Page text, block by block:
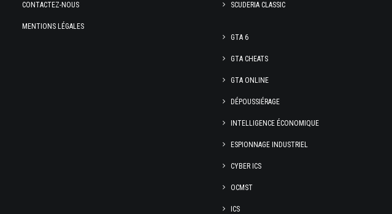
CONTACTEZ-NOUS
MENTIONS LÉGALES
SCUDERIA CLASSIC
GTA 6
GTA CHEATS
GTA ONLINE
DÉPOUSSIÉRAGE
INTELLIGENCE ÉCONOMIQUE
ESPIONNAGE INDUSTRIEL
CYBER ICS
OCMST
ICS